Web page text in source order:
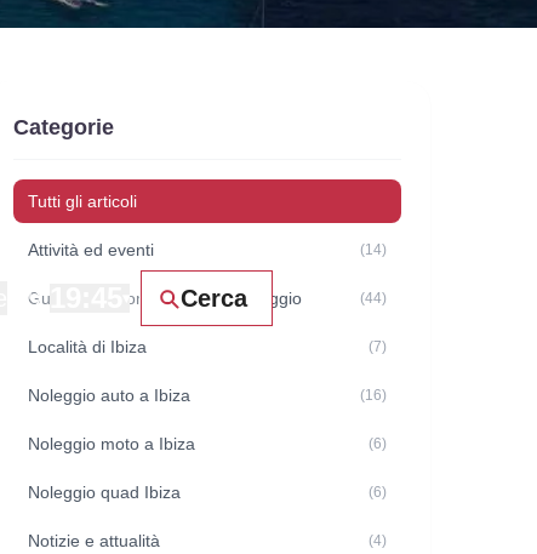
Cerca
Categorie
Tutti gli articoli
Attività ed eventi (14)
Guide e raccomandazioni di viaggio (44)
Località di Ibiza (7)
Noleggio auto a Ibiza (16)
Noleggio moto a Ibiza (6)
Noleggio quad Ibiza (6)
Notizie e attualità (4)